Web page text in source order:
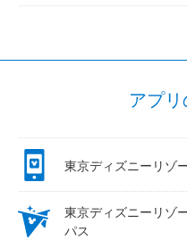
アプ
東京ディズニーリゾ
東京ディズニーリゾ
パス